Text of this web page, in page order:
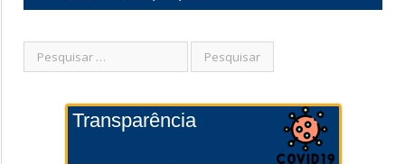
Transparência